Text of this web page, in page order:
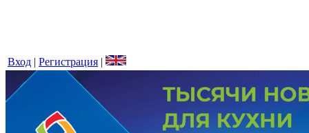
Вход | Регистрация |